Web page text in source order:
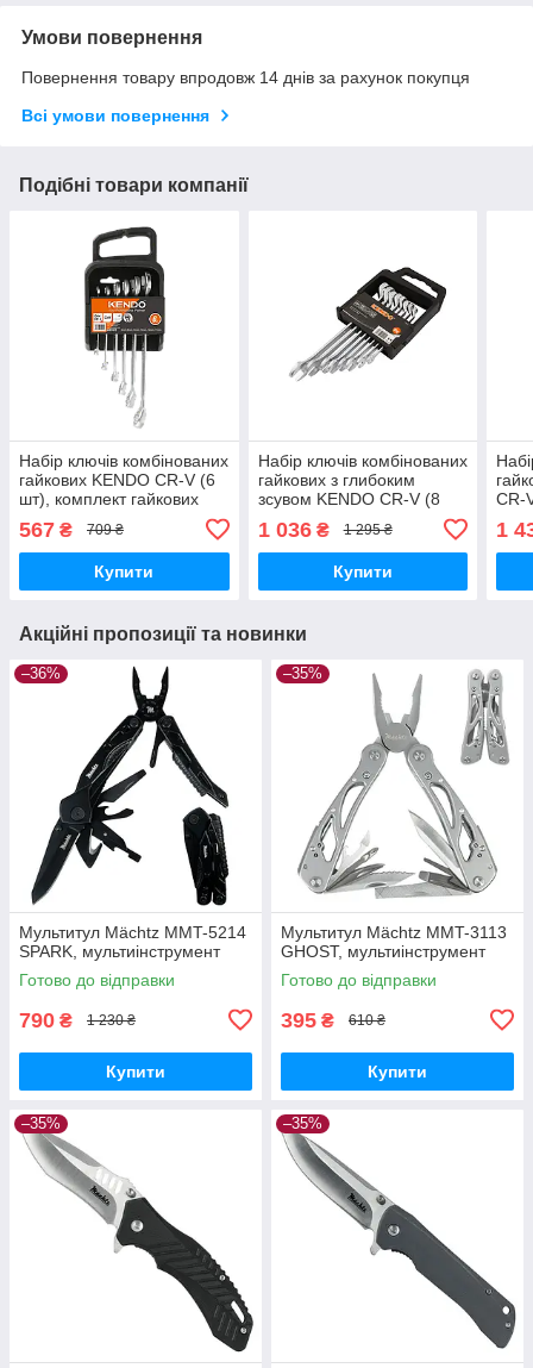
Умови повернення
Повернення товару впродовж 14 днів за рахунок покупця
Всі умови повернення
Подібні товари компанії
Набір ключів комбінованих
гайкових KENDO CR-V (6
шт), комплект гайкових
567 ₴ 709 ₴
Купити
Набір ключів комбінованих
гайкових з глибоким
зсувом KENDO CR-V (8
ключів 8-19мм
1 036₴ 1 295 ₴
Купити
CR-
1
Акційні пропозиції та новинки
–36%
Мультитул Mächtz MMT-5214
SPARK, мультиінструмент
Готово до відправки
790 ₴ 1 230 ₴
Купити
–35%
Мультитул Mächtz MMT-3113
GHOST, мультиінструмент
Готово до відправки
395 ₴ 610 ₴
Купити
–35% –35%